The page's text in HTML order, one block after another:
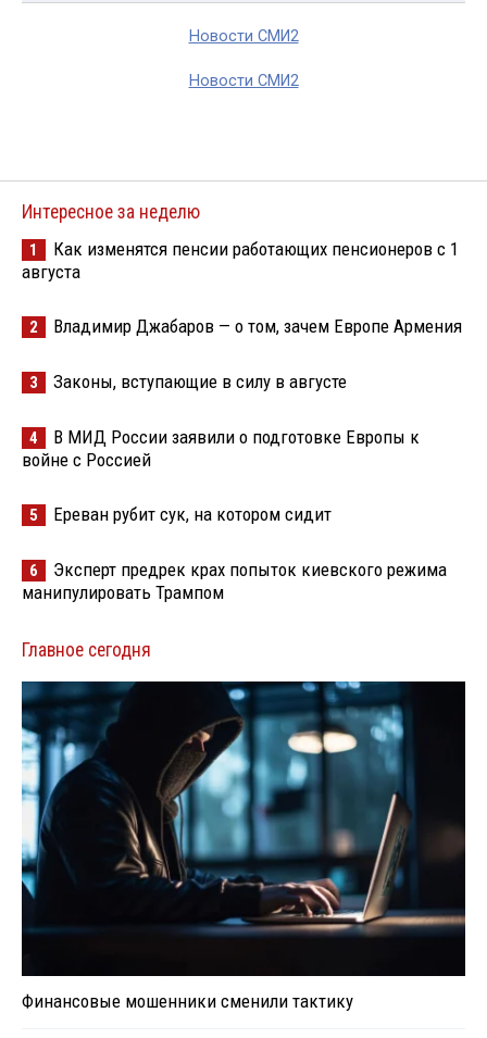
Новости СМИ2
Новости СМИ2
Интересное за неделю
1
Как изменятся пенсии работающих пенсионеров с 1
августа
2 Владимир Джабаров — о том, зачем Европе Армения
3 Законы, вступающие в силу в августе
4
В МИД России заявили о подготовке Европы к
войне с Россией
5 Ереван рубит сук, на котором сидит
6
Эксперт предрек крах попыток киевского режима
манипулировать Трампом
Главное сегодня
Финансовые мошенники сменили тактику